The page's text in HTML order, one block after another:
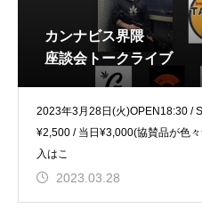
カンナビス界隈
座談会トークライブ
2023年3月28日(火)OPEN18:30 /
¥2,500 / 当日¥3,000(協賛品が色
入はこ
2023.03.28